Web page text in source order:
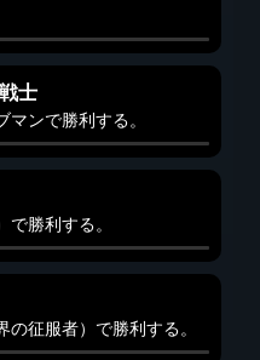
士
ンで勝利する。
勝利する。
征服者）で勝利する。